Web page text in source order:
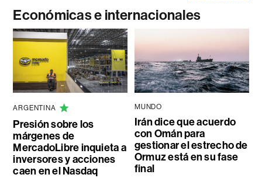
Económicas e internacionales
ARGENTINA
Presión sobre los
márgenes de
MercadoLibre inquieta a
inversores y acciones
caen en el Nasdaq
MUNDO
Irán dice que acuerdo
con Omán para
gestionar el estrecho de
Ormuz está en su fase
final